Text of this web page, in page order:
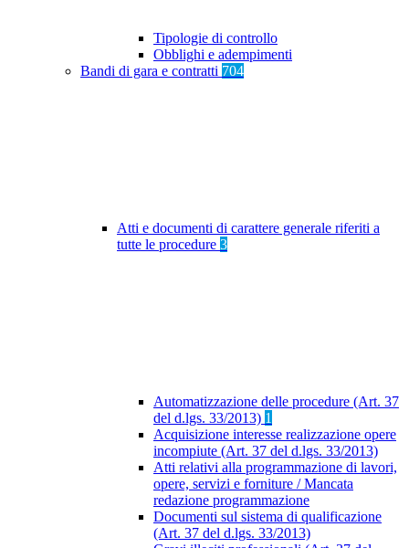
Tipologie di controllo
Obblighi e adempimenti
Bandi di gara e contratti 704
Atti e documenti di carattere generale riferiti a
tutte le procedure 3
Automatizzazione delle procedure (Art. 37
del d.lgs. 33/2013) 1
Acquisizione interesse realizzazione opere
incompiute (Art. 37 del d.lgs. 33/2013)
Atti relativi alla programmazione di lavori,
opere, servizi e forniture / Mancata
redazione programmazione
Documenti sul sistema di qualificazione
(Art. 37 del d.lgs. 33/2013)